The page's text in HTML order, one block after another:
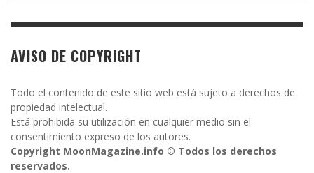
AVISO DE COPYRIGHT
Todo el contenido de este sitio web está sujeto a derechos de
propiedad intelectual.
Está prohibida su utilización en cualquier medio sin el
consentimiento expreso de los autores.
Copyright MoonMagazine.info © Todos los derechos
reservados.